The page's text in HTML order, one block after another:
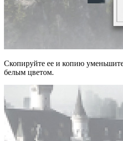
Скопируйте ее и копию уменьшите
белым цветом.